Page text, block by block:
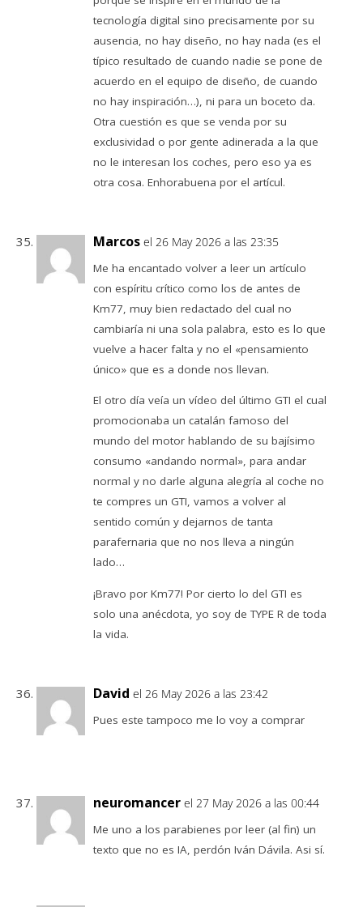
tecnología digital sino precisamente por su
ausencia, no hay diseño, no hay nada (es el
típico resultado de cuando nadie se pone de
acuerdo en el equipo de diseño, de cuando
no hay inspiración…), ni para un boceto da.
Otra cuestión es que se venda por su
exclusividad o por gente adinerada a la que
no le interesan los coches, pero eso ya es
otra cosa. Enhorabuena por el artícul.
Marcos el 26 May 2026 a las 23:35
Me ha encantado volver a leer un artículo
con espíritu crítico como los de antes de
Km77, muy bien redactado del cual no
cambiaría ni una sola palabra, esto es lo que
vuelve a hacer falta y no el «pensamiento
único» que es a donde nos llevan.
El otro día veía un vídeo del último GTI el cual
promocionaba un catalán famoso del
mundo del motor hablando de su bajísimo
consumo «andando normal», para andar
normal y no darle alguna alegría al coche no
te compres un GTI, vamos a volver al
sentido común y dejarnos de tanta
parafernaria que no nos lleva a ningún
lado…
¡Bravo por Km77! Por cierto lo del GTI es
solo una anécdota, yo soy de TYPE R de toda
la vida.
David el 26 May 2026 a las 23:42
Pues este tampoco me lo voy a comprar
neuromancer el 27 May 2026 a las 00:44
Me uno a los parabienes por leer (al fin) un
texto que no es IA, perdón Iván Dávila. Asi sí.